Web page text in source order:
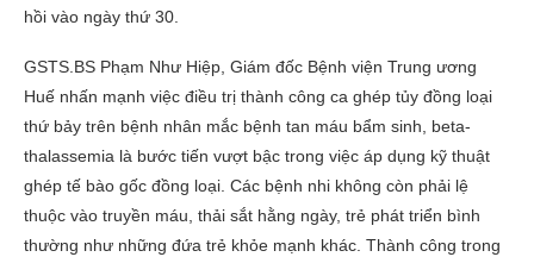
hồi vào ngày thứ 30.
GSTS.BS Phạm Như Hiệp, Giám đốc Bệnh viện Trung ương
Huế nhấn mạnh việc điều trị thành công ca ghép tủy đồng loại
thứ bảy trên bệnh nhân mắc bệnh tan máu bẩm sinh, beta-
thalassemia là bước tiến vượt bậc trong việc áp dụng kỹ thuật
ghép tế bào gốc đồng loại. Các bệnh nhi không còn phải lệ
thuộc vào truyền máu, thải sắt hằng ngày, trẻ phát triển bình
thường như những đứa trẻ khỏe mạnh khác. Thành công trong